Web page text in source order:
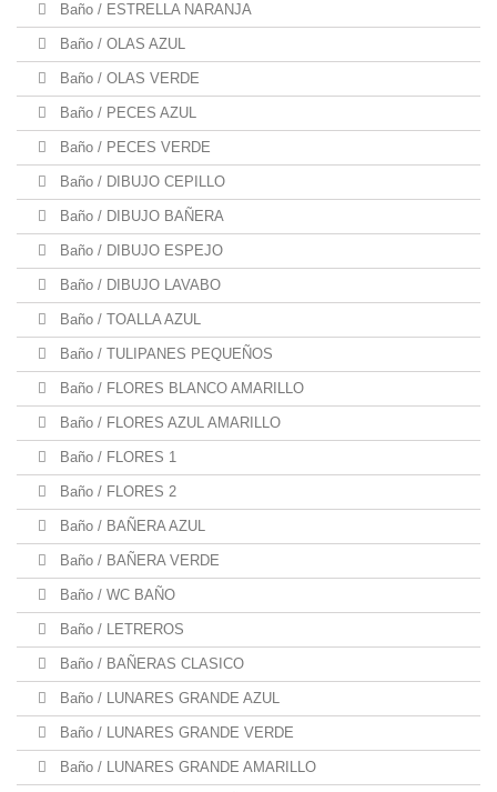
Baño / ESTRELLA NARANJA
Baño / OLAS AZUL
Baño / OLAS VERDE
Baño / PECES AZUL
Baño / PECES VERDE
Baño / DIBUJO CEPILLO
Baño / DIBUJO BAÑERA
Baño / DIBUJO ESPEJO
Baño / DIBUJO LAVABO
Baño / TOALLA AZUL
Baño / TULIPANES PEQUEÑOS
Baño / FLORES BLANCO AMARILLO
Baño / FLORES AZUL AMARILLO
Baño / FLORES 1
Baño / FLORES 2
Baño / BAÑERA AZUL
Baño / BAÑERA VERDE
Baño / WC BAÑO
Baño / LETREROS
Baño / BAÑERAS CLASICO
Baño / LUNARES GRANDE AZUL
Baño / LUNARES GRANDE VERDE
Baño / LUNARES GRANDE AMARILLO